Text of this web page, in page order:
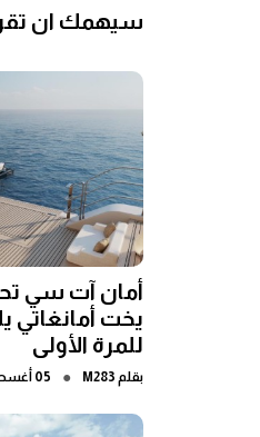
سيهمك ان
أمان آت سي
يخت أمانغاتي
للمرة الأولى
بقلم M283
● 05 أغسطس 2026